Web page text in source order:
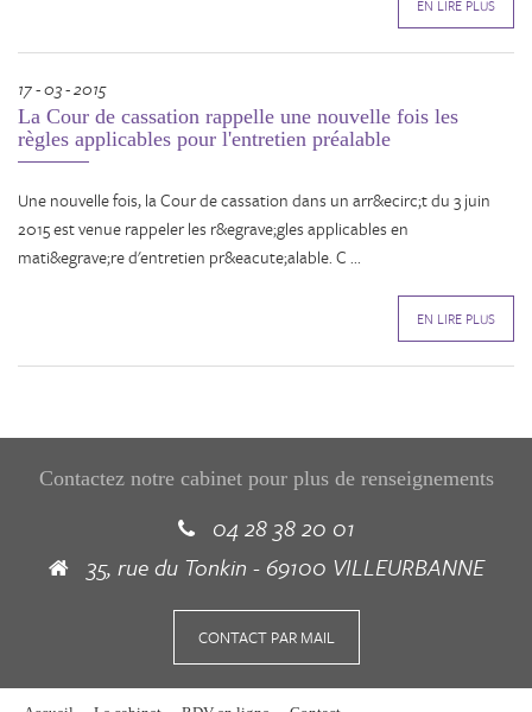
EN LIRE PLUS
17 - 03 - 2015
La Cour de cassation rappelle une nouvelle fois les
règles applicables pour l'entretien préalable
Une nouvelle fois, la Cour de cassation dans un arr&ecirc;t du 3 juin
2015 est venue rappeler les r&egrave;gles applicables en
mati&egrave;re d'entretien pr&eacute;alable. C ...
EN LIRE PLUS
Contactez notre cabinet pour plus de renseignements
04 28 38 20 01
35, rue du Tonkin - 69100 VILLEURBANNE
CONTACT PAR MAIL